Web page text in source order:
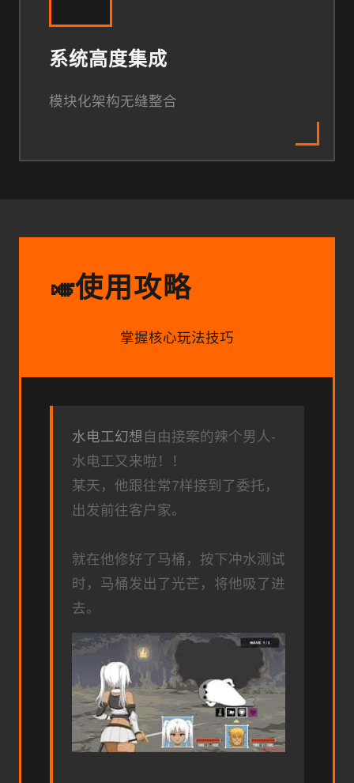
系统高度集成
模块化架构无缝整合
🎺使用攻略
掌握核心玩法技巧
水电工幻想 自由接案的辣个男人-
水电工又来啦！！
某天，他跟往常7样接到了委托，
出发前往客户家。
就在他修好了马桶，按下冲水测试
时，马桶发出了光芒，将他吸了进
去。